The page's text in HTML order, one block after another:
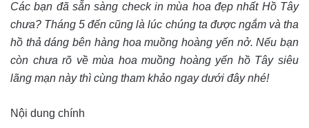
Các bạn đã sẵn sàng check in mùa hoa đẹp nhất Hồ Tây
chưa? Tháng 5 đến cũng là lúc chúng ta được ngắm và tha
hồ thả dáng bên hàng hoa muồng hoàng yến nở. Nếu bạn
còn chưa rõ về mùa hoa muồng hoàng yến hồ Tây siêu
lãng mạn này thì cùng tham khảo ngay dưới đây nhé!
Nội dung chính